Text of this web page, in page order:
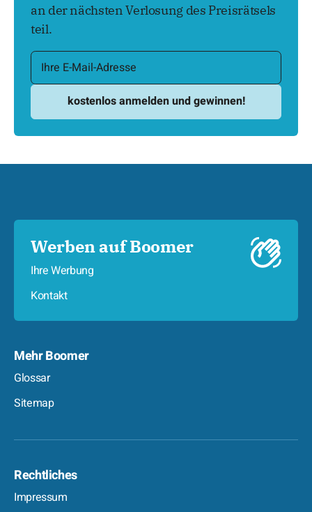
an der nächsten Verlosung des Preisrätsels
teil.
Werben auf Boomer
Ihre Werbung
Kontakt
Mehr Boomer
Glossar
Sitemap
Rechtliches
Impressum